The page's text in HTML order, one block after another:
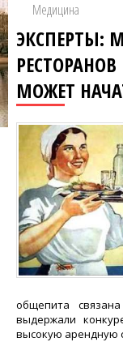
Медицина
ЭКСПЕРТЫ:
МОЖЕТ
общепита
выдержали
высокую арендную